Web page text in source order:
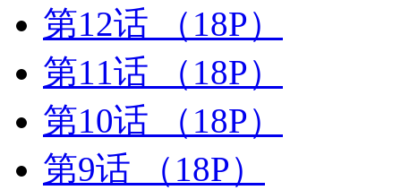
第12话
（18P）
第11话
（18P）
第10话
（18P）
第9话
（18P）